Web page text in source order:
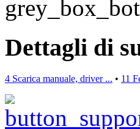
Dettagli di
4 Scarica manuale, driver ... • 11